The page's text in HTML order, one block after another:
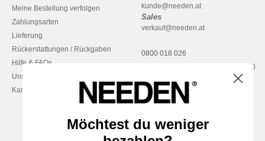
Meine Bestellung verfolgen
Zahlungsarten
Lieferung
Rückerstattungen / Rückgaben
Hilfe & FAQs
Unsere Engagements
Karriere
kunde@needen.at
Sales
verkauf@needen.at
0800 018 026
Montag – Donnerstag: 10:00–13:00
Freitag: 10:00–14:00
Möchtest du weniger